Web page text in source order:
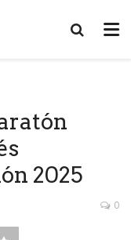
2025
0